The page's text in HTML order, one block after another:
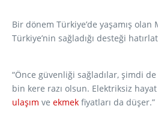
Bir dönem Türkiye’de yaşamış
Türkiye’nin sağladığı desteği
“Önce güvenliği sağladılar, şimdi
bin kere razı olsun. Elektriksiz
ulaşım ve ekmek fiyatları da düşer.”